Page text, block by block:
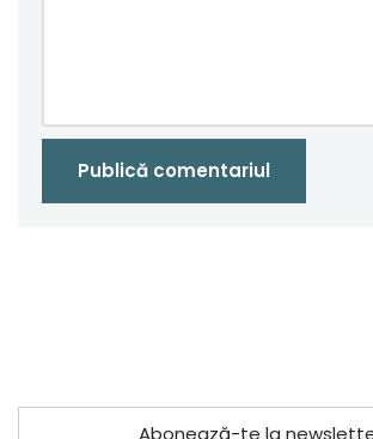
Abonează-te la